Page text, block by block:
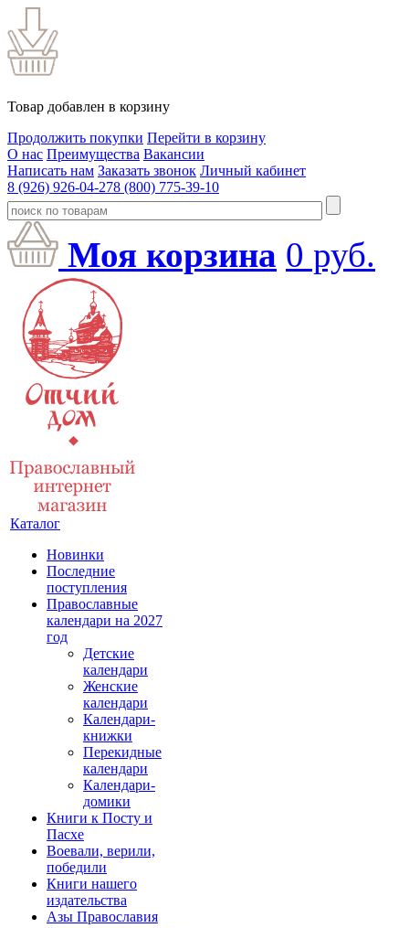
Товар добавлен в корзину
Продолжить покупки Перейти в корзину
О нас Преимущества Вакансии
Написать нам Заказать звонок Личный кабинет
8 (926) 926-04-278 (800) 775-39-10
Моя корзина 0 руб.
Каталог
Новинки
Последние
поступления
Православные
календари на 2027
год
Детские
календари
Женские
календари
Календари-
книжки
Перекидные
календари
Календари-
домики
Книги к Посту и
Пасхе
Воевали, верили,
победили
Книги нашего
издательства
Азы Православия